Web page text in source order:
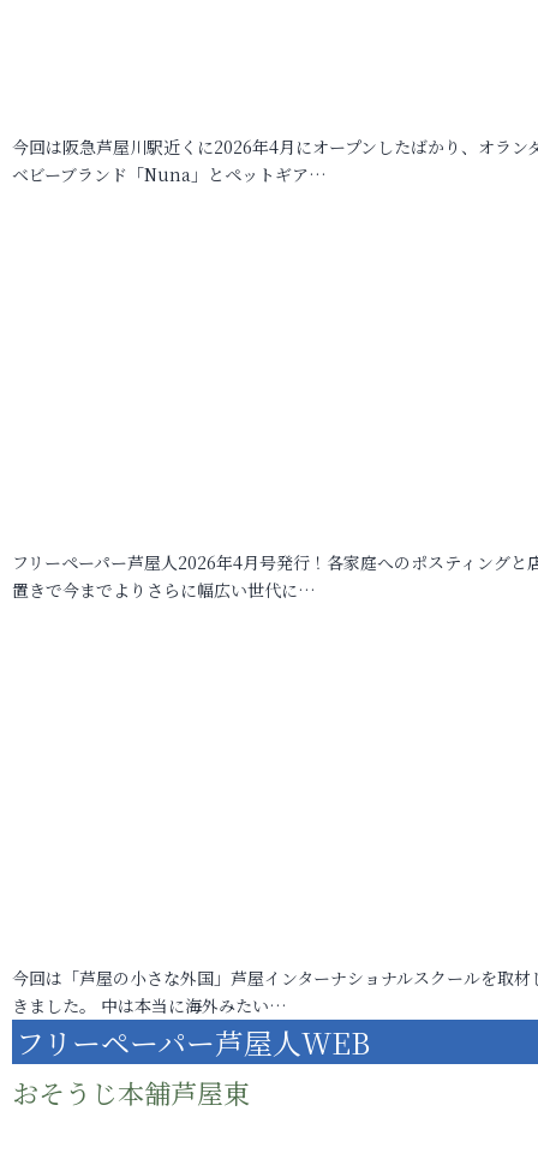
今回は阪急芦屋川駅近くに2026年4月にオープンしたばかり、オラン
ベビーブランド「Nuna」とペットギア…
フリーペーパー芦屋人2026年4月号発行！各家庭へのポスティングと
置きで今までよりさらに幅広い世代に…
今回は「芦屋の小さな外国」芦屋インターナショナルスクールを取材
きました。 中は本当に海外みたい…
フリーペーパー芦屋人WEB
おそうじ本舗芦屋東